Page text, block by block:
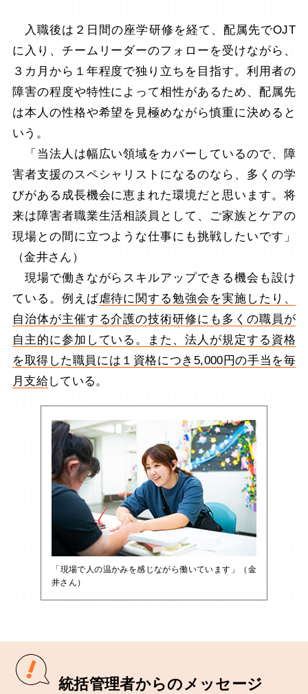
入職後は２日間の座学研修を経て、配属先でOJT
に入り、チームリーダーのフォローを受けながら、
３カ月から１年程度で独り立ちを目指す。利用者の
障害の程度や特性によって相性があるため、配属先
は本人の性格や希望を見極めながら慎重に決めると
いう。
「当法人は幅広い領域をカバーしているので、障
害者支援のスペシャリストになるのなら、多くの学
びがある成長機会に恵まれた環境だと思います。将
来は障害者職業生活相談員として、ご家族とケアの
現場との間に立つような仕事にも挑戦したいです」
（金井さん）
現場で働きながらスキルアップできる機会も設け
ている。例えば虐待に関する勉強会を実施したり、
自治体が主催する介護の技術研修にも多くの職員が
自主的に参加している。また、法人が規定する資格
を取得した職員には１資格につき5,000円の手当を毎
月支給している。
「現場で人の温かみを感じながら働いています」（金
井さん）
統括管理者からのメッセージ